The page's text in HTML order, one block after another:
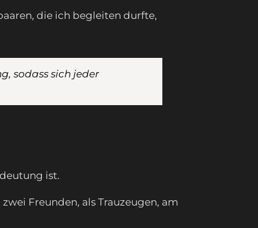
die ich begleiten durfte,
sodass sich jeder
ist.
Freunden, als Trauzeugen, am